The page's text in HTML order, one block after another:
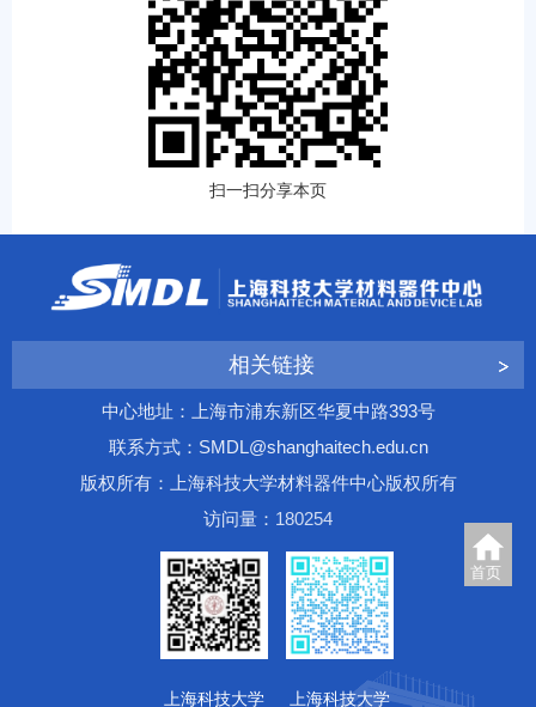
扫一扫分享本页
相关链接
中心地址：上海市浦东新区华夏中路393号
联系方式：SMDL@shanghaitech.edu.cn
版权所有：上海科技大学材料器件中心版权所有
访问量： 180254
上海科技大学 上海科技大学
首页